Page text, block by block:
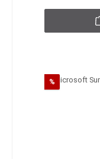
%Rabatt